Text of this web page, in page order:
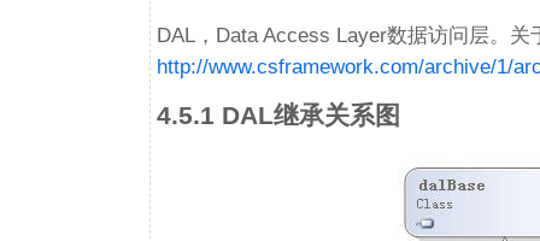
DAL，Data Access Layer数据访问层。
http://www.csframework.com/archive/1/
4.5.1 DAL继承关系图